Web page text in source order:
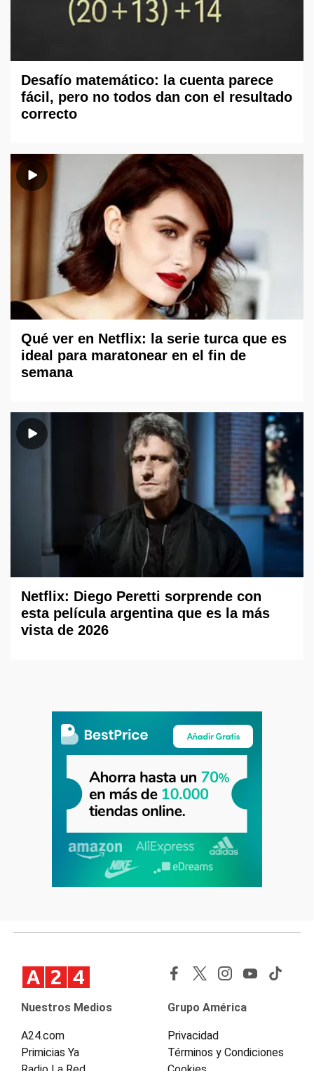
Desafío matemático: la cuenta parece
fácil, pero no todos dan con el resultado
correcto
Qué ver en Netflix: la serie turca que es
ideal para maratonear en el fin de
semana
Netflix: Diego Peretti sorprende con
esta película argentina que es la más
vista de 2026
Nuestros Medios
A24.com
Primicias Ya
Grupo América
Privacidad
Términos y Condiciones